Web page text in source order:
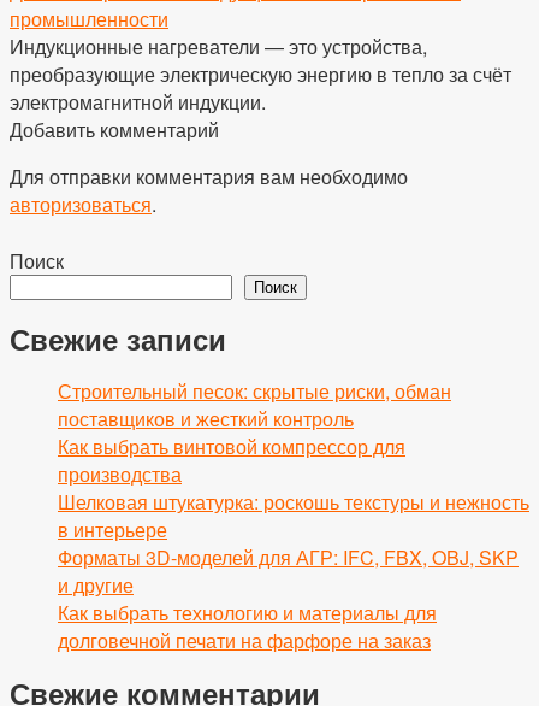
промышленности
Индукционные нагреватели — это устройства,
преобразующие электрическую энергию в тепло за счёт
электромагнитной индукции.
Добавить комментарий
Для отправки комментария вам необходимо
авторизоваться.
Поиск
Поиск
Свежие записи
Строительный песок: скрытые риски, обман
поставщиков и жесткий контроль
Как выбрать винтовой компрессор для
производства
Шелковая штукатурка: роскошь текстуры и нежность
в интерьере
Форматы 3D-моделей для АГР: IFC, FBX, OBJ, SKP
и другие
Как выбрать технологию и материалы для
долговечной печати на фарфоре на заказ
Свежие комментарии